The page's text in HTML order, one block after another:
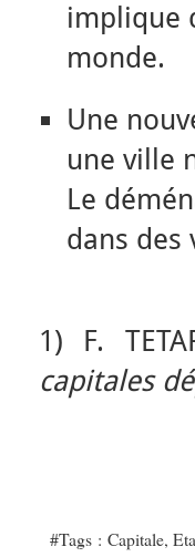
implique
monde.
Une
une ville
Le
dans des
1) F.
capitales
#Tags : Capitale,